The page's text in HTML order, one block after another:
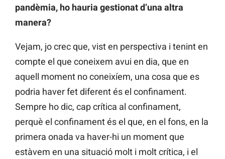
pandèmia, ho hauria gestionat d’una altra
manera?
Vejam, jo crec que, vist en perspectiva i tenint en
compte el que coneixem avui en dia, que en
aquell moment no coneixíem, una cosa que es
podria haver fet diferent és el confinament.
Sempre ho dic, cap crítica al confinament,
perquè el confinament és el que, en el fons, en la
primera onada va haver-hi un moment que
estàvem en una situació molt i molt crítica, i el